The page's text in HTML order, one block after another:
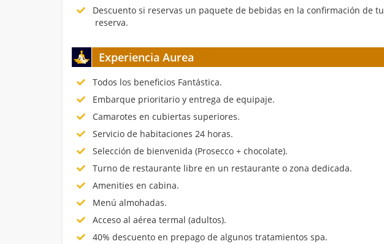
Descuento si reservas un paquete de bebidas en la confirmación de tu
reserva.
Experiencia Aurea
Todos los beneficios Fantástica.
Embarque prioritario y entrega de equipaje.
Camarotes en cubiertas superiores.
Servicio de habitaciones 24 horas.
Selección de bienvenida (Prosecco + chocolate).
Turno de restaurante libre en un restaurante o zona dedicada.
Amenities en cabina.
Menú almohadas.
Acceso al aérea termal (adultos).
40% descuento en prepago de algunos tratamientos spa.